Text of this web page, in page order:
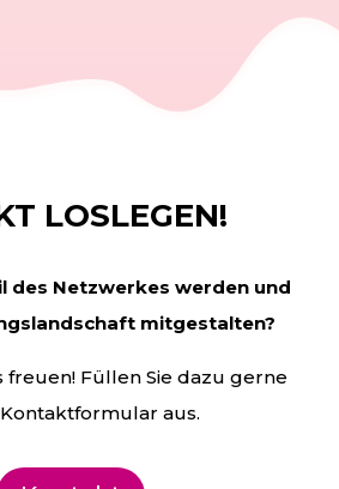
LOSLEGEN!
des Netzwerkes werden und
mitgestalten?
Füllen Sie dazu gerne
aus.